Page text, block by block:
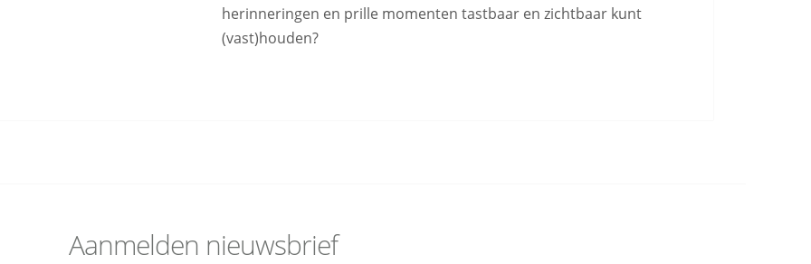
herinneringen en prille momenten tastbaar en zichtbaar kunt
(vast)houden?
Aanmelden nieuwsbrief